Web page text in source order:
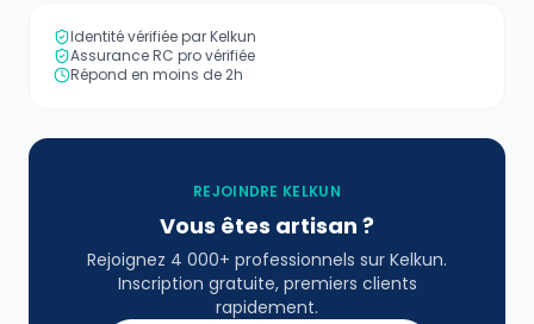
Identité vérifiée par Kelkun
Assurance RC pro vérifiée
Répond en moins de 2h
REJOINDRE KELKUN
Vous êtes artisan ?
Rejoignez 4 000+ professionnels sur Kelkun.
Inscription gratuite, premiers clients
rapidement.